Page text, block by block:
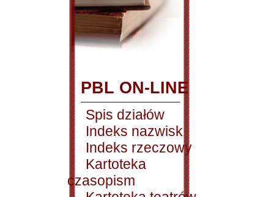
PBL ON-LINE
Spis działów
Indeks nazwisk
Indeks rzeczowy
Kartoteka
czasopism